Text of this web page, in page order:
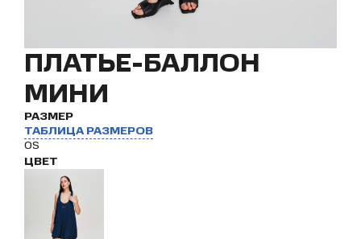
ПЛАТЬЕ-БАЛЛОН
МИНИ
РАЗМЕР
ТАБЛИЦА РАЗМЕРОВ
OS
ЦВЕТ